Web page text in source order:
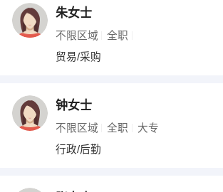
朱女士
不限区域 全职
贸易/采购
钟女士
不限区域 全职 大专
行政/后勤